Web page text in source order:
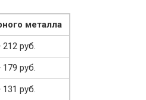
металла
212 руб.
179 руб.
131 руб.